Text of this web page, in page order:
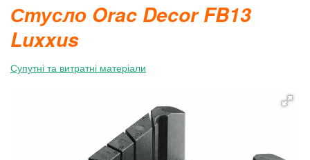
Стусло Orac Decor FB13
Luxxus
Супутні та витратні матеріали